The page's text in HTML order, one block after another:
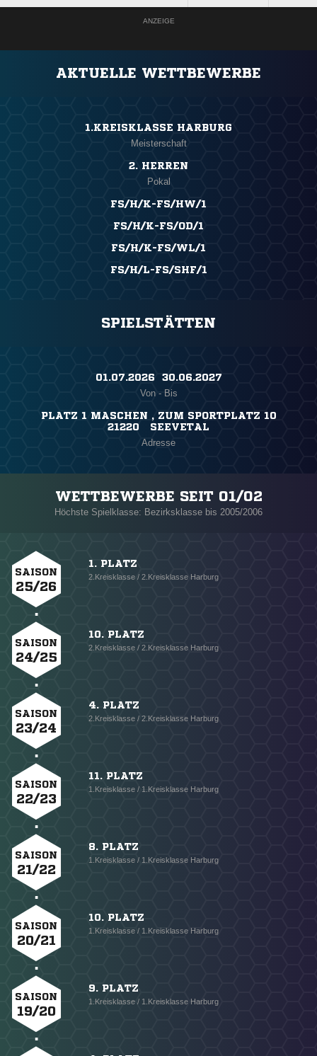
ANZEIGE
AKTUELLE WETTBEWERBE
1.KREISKLASSE HARBURG
Meisterschaft
2. HERREN
Pokal
FS/H/K-FS/HW/1
FS/H/K-FS/OD/1
FS/H/K-FS/WL/1
FS/H/L-FS/SHF/1
SPIELSTÄTTEN
01.07.2026 ​ 30.06.2027
Von - Bis
PLATZ 1 MASCHEN , ZUM SPORTPLATZ 10
21220 SEEVETAL
Adresse
WETTBEWERBE SEIT 01/02
Höchste Spielklasse: Bezirksklasse bis 2005/2006
SAISON
25/26
1. PLATZ
2.Kreisklasse / 2.Kreisklasse Harburg
SAISON
24/25
10. PLATZ
2.Kreisklasse / 2.Kreisklasse Harburg
SAISON
23/24
4. PLATZ
2.Kreisklasse / 2.Kreisklasse Harburg
SAISON
22/23
11. PLATZ
1.Kreisklasse / 1.Kreisklasse Harburg
SAISON
21/22
8. PLATZ
1.Kreisklasse / 1.Kreisklasse Harburg
SAISON
20/21
10. PLATZ
1.Kreisklasse / 1.Kreisklasse Harburg
SAISON
19/20
9. PLATZ
1.Kreisklasse / 1.Kreisklasse Harburg